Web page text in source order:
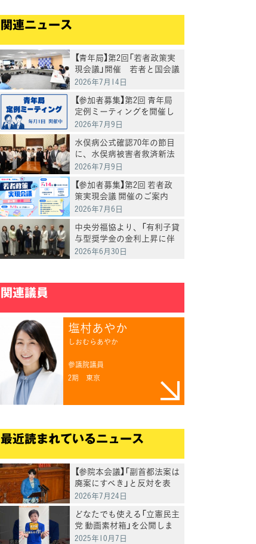
関連ニュース
【青年局】第2回「若者政策実
現会議」開催 若者と国会議
員が「教育政策」の実現につ
2026年7月14日
【参加者募集】第2回 青年局
定例ミーティングを開催し
ます
2026年7月9日
水俣病公式確認70年の節目
に、水俣病被害者救済新法
案提出
2026年7月9日
【参加者募集】第2回 若者政
策実現会議 開催のご案内
一般のオブザーバー参加大
2026年7月6日
中央労福協より、「有利子貸
与型奨学金の金利上昇に伴
う返済負担軽減に関する要
2026年6月30日
関連議員
塩村あやか
しおむらあやか
参議院議員
2期 東京
最近読まれているニュース
【参院本会議】「副首都法案は
廃案にすべき」と反対を表
明 岸真紀子議員
2026年7月24日
どなたでも使える「立憲民主
党 動画素材箱」を公開しま
した
2025年10月7日